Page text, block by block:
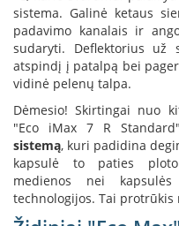
d
i
n
i
a
O
r
t
a
k
i
sistema. Galinė ketaus
padavimo kanalais ir
sudaryti. Deflektorius už
atspindį į patalpą bei
vidinė pelenų talpa.
Dėmesio! Skirtingai nuo
"Eco iMax 7 R
sistemą, kuri padidina
kapsulė to paties
medienos nei
technologijos. Tai protrūkis